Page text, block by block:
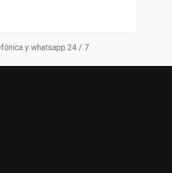
y whatsapp 24 / 7